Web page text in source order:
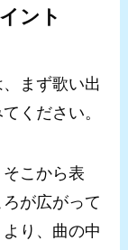
ント
まず歌い出
ください。
こから表
が広がって
り、曲の中